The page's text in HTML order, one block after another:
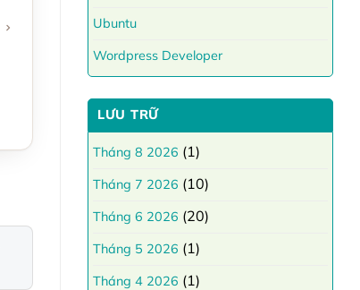
Ubuntu
Wordpress Developer
LƯU TRỮ
Tháng 8 2026 (1)
Tháng 7 2026 (10)
Tháng 6 2026 (20)
Tháng 5 2026 (1)
Tháng 4 2026 (1)